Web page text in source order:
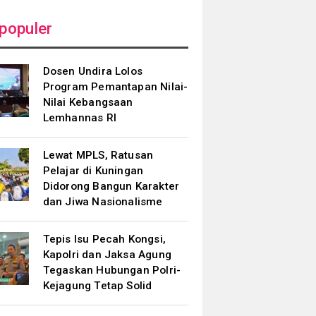
Dosen Undira Lolos
Program Pemantapan Nilai-
Nilai Kebangsaan
Lemhannas RI
Lewat MPLS, Ratusan
Pelajar di Kuningan
Didorong Bangun Karakter
dan Jiwa Nasionalisme
Tepis Isu Pecah Kongsi,
Kapolri dan Jaksa Agung
Tegaskan Hubungan Polri-
Kejagung Tetap Solid